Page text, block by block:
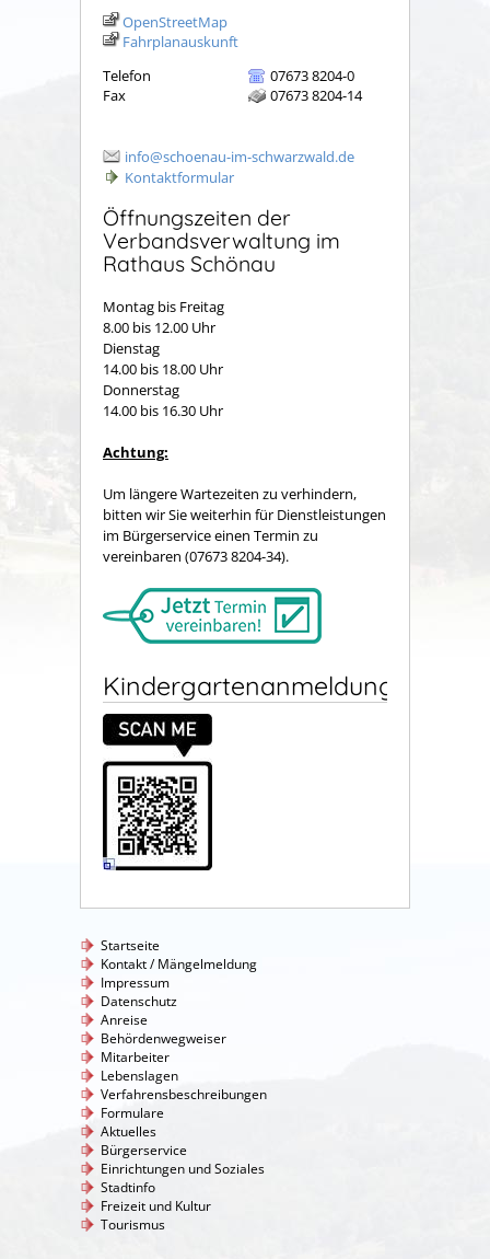
OpenStreetMap
Fahrplanauskunft
Telefon
07673 8204-0
Fax
07673 8204-14
info@schoenau-im-schwarzwald.de
Kontaktformular
Öffnungszeiten der
Verbandsverwaltung im
Rathaus Schönau
Montag bis Freitag
8.00 bis 12.00 Uhr
Dienstag
14.00 bis 18.00 Uhr
Donnerstag
14.00 bis 16.30 Uhr
Achtung:
Um längere Wartezeiten zu verhindern,
bitten wir Sie weiterhin für Dienstleistungen
im Bürgerservice einen Termin zu
vereinbaren (07673 8204-34).
Kindergartenanmeldung
Startseite
Kontakt / Mängelmeldung
Impressum
Datenschutz
Anreise
Behördenwegweiser
Mitarbeiter
Lebenslagen
Verfahrensbeschreibungen
Formulare
Aktuelles
Bürgerservice
Einrichtungen und Soziales
Stadtinfo
Freizeit und Kultur
Tourismus